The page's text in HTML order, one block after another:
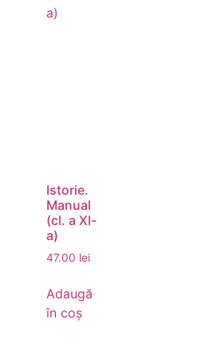
Istorie.
Manual
(cl. a XI-
a)
47.00 lei
Adaugă
în coș